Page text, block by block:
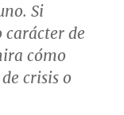
Si
carácter de
cómo
crisis o